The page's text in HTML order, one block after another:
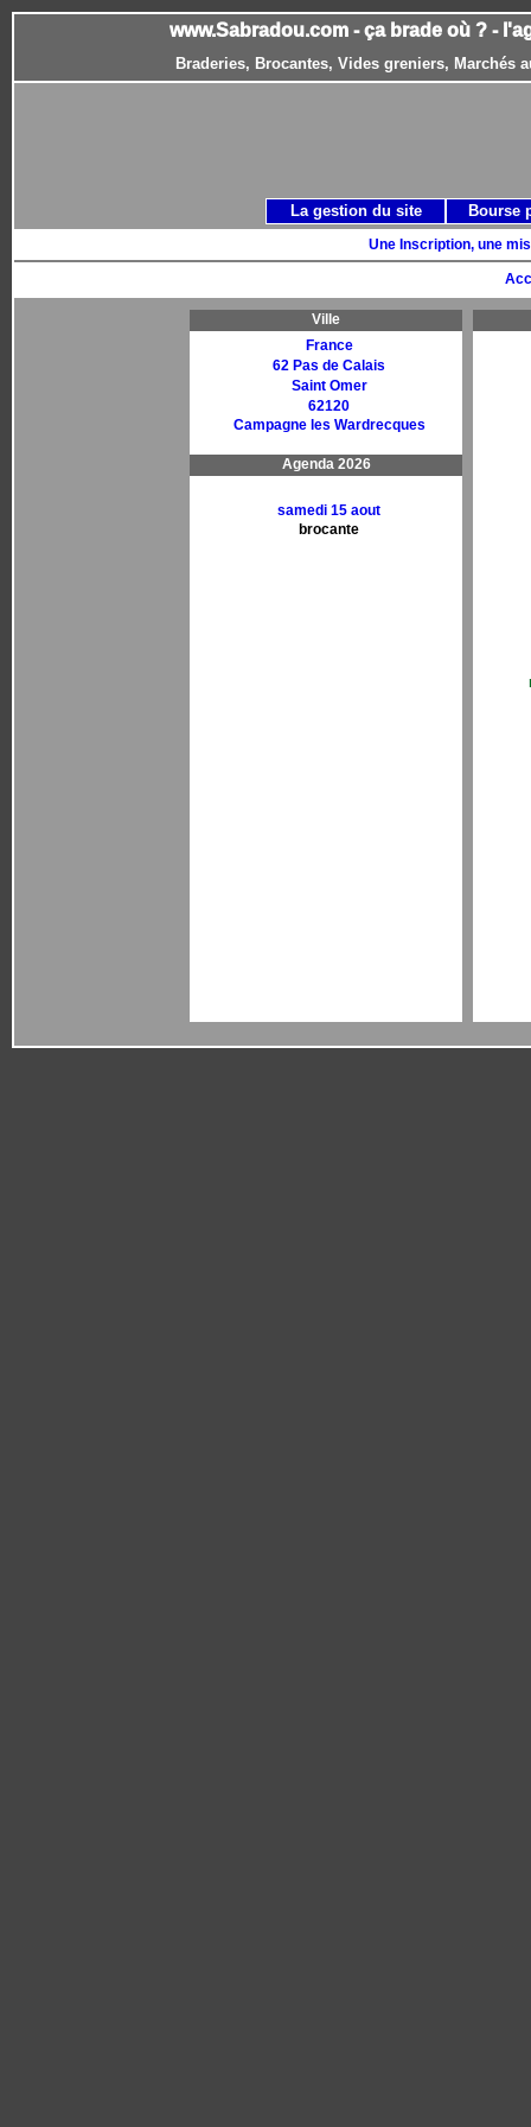
www.Sabradou.com - ça brade où ? -
Braderies, Brocantes, Vides greniers, Marchés
Une Inscription, une
Ville
France
62 Pas de Calais
Saint Omer
62120
Campagne les Wardrecques
Agenda 2026
samedi 15 aout
brocante
La gestion du site Bourse